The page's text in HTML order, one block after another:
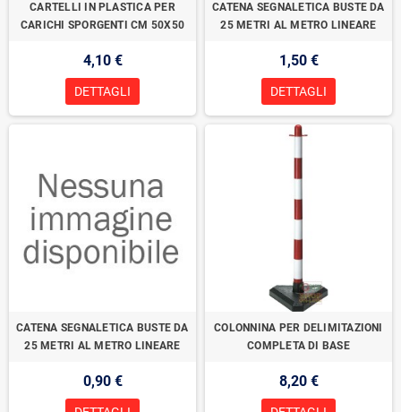
CARTELLI IN PLASTICA PER
CARICHI SPORGENTI CM 50X50
4,10 €
DETTAGLI
CATENA SEGNALETICA BUSTE DA
25 METRI AL METRO LINEARE
1,50 €
DETTAGLI
CATENA SEGNALETICA BUSTE DA
25 METRI AL METRO LINEARE
0,90 €
COLONNINA PER DELIMITAZIONI
COMPLETA DI BASE
8,20 €